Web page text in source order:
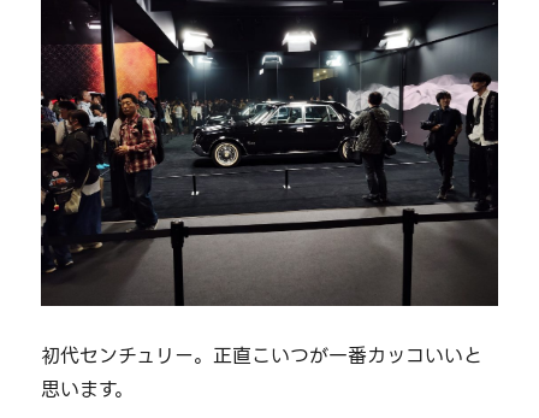
初代センチュリー。正直こいつが一番カッコいいと
思います。